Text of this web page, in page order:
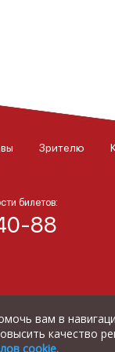
Зрителю
билетов:
88
вам в
качество
cookie.